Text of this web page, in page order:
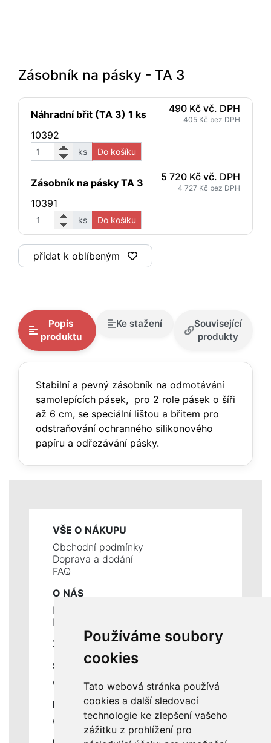
Používáme soubory
cookies
Tato webová stránka používá
cookies a další sledovací
technologie ke zlepšení vašeho
zážitku z prohlížení pro
Zásobník na pásky - TA 3
Náhradní břit (TA 3) 1 ks 490 Kč vč. DPH
405 Kč bez DPH
10392
ks Do košíku
Zásobník na pásky TA 3 5 720 Kč vč. DPH
4 727 Kč bez DPH
10391
ks Do košíku
přidat k oblíbeným
Popis
produktu
Ke stažení
Související
produkty
Stabilní a pevný zásobník na odmotávání
samolepících pásek, pro 2 role pásek o šíři
až 6 cm, se speciální lištou a břitem pro
odstraňování ochranného silikonového
papíru a odřezávání pásky.
VŠE O NÁKUPU
Obchodní podmínky
Doprava a dodání
FAQ
O NÁS
Kontakty
Historie a současnost
ZÁKLADNÍ ÚDAJE
SLUŽBY
Ceník servisních prací
DŮLEŽITÉ INFORMACE
Ochrana osobních údajů